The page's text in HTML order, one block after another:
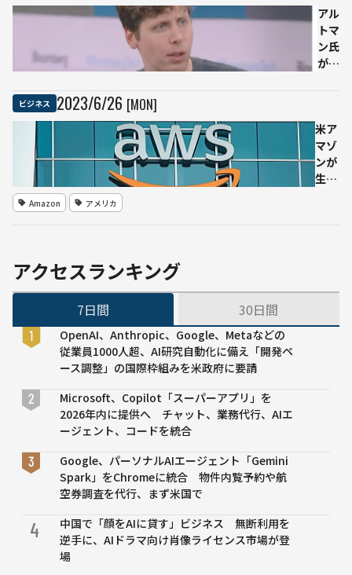
業も勝
ち残れ
ない」
アル
トマ
ン氏
がAI
制に
つい
て提
言
スが
の規
ビジネス 2023/6/26 [MON]
米ア
マゾ
ンが
生成
支援
Amazon アメリカ
アクセスランキング
7日間 30日間
OpenAI、Anthropic、Google、Metaなどの
従業員1000人超、AI研究自動化に備え「開発ペ
ース調整」の国際枠組みを米政府に要請
Microsoft、Copilot「スーパーアプリ」を
2026年内に提供へ チャット、業務代行、AIエ
ージェント、コードを統合
Google、パーソナルAIエージェント「Gemini
Spark」をChromeに統合 物件内覧予約や航
空券調査を代行、まず米国で
4
中国で「顔をAIに貸す」ビジネス 無断利用を
逆手に、AIドラマ向け肖像ライセンス市場が登
場